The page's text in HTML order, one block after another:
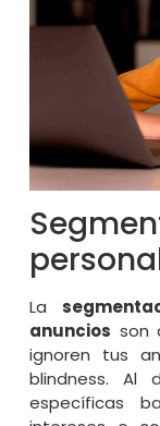
La
anuncios son
ignoren tus
blindness. Al
específicas